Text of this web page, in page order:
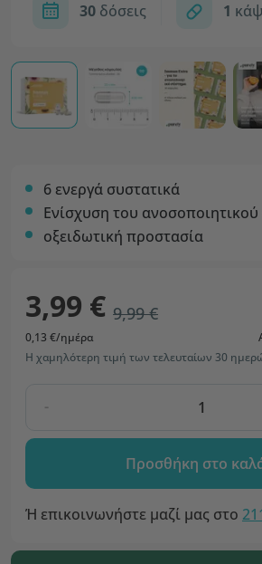
30δόσεις 1
6 ενεργά συστατικά
Ενίσχυση του
οξειδωτική προστασία
3,99 € 9,99 €
0,13 €/ημέρα
Η χαμηλότερη τιμή των τελευταίων 30
-
Προσθήκη στο
Ή επικοινωνήστε μαζί μας στο